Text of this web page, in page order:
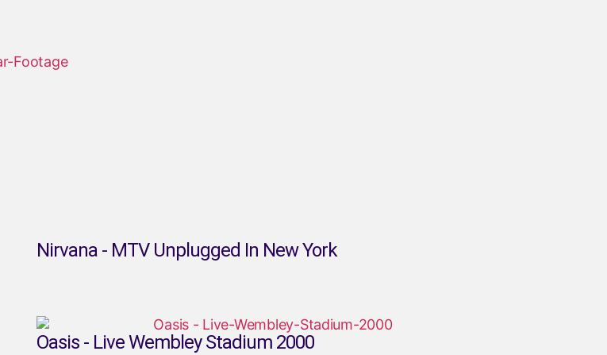
Nirvana - MTV Unplugged In New York
Oasis - Live Wembley Stadium 2000